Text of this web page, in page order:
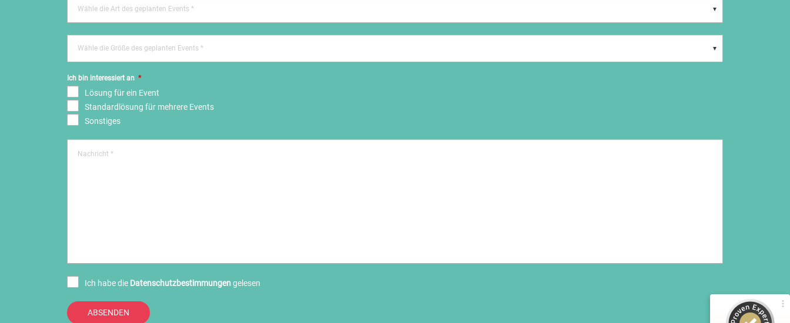
Wähle die Art des geplanten Events *
Wähle die Größe des geplanten Events *
Ich bin interessiert an *
Lösung für ein Event
Standardlösung für mehrere Events
Sonstiges
Ich habe die Datenschutzbestimmungengelesen
ABSENDEN
8
Bewertungen auf
ProvenExpert.com